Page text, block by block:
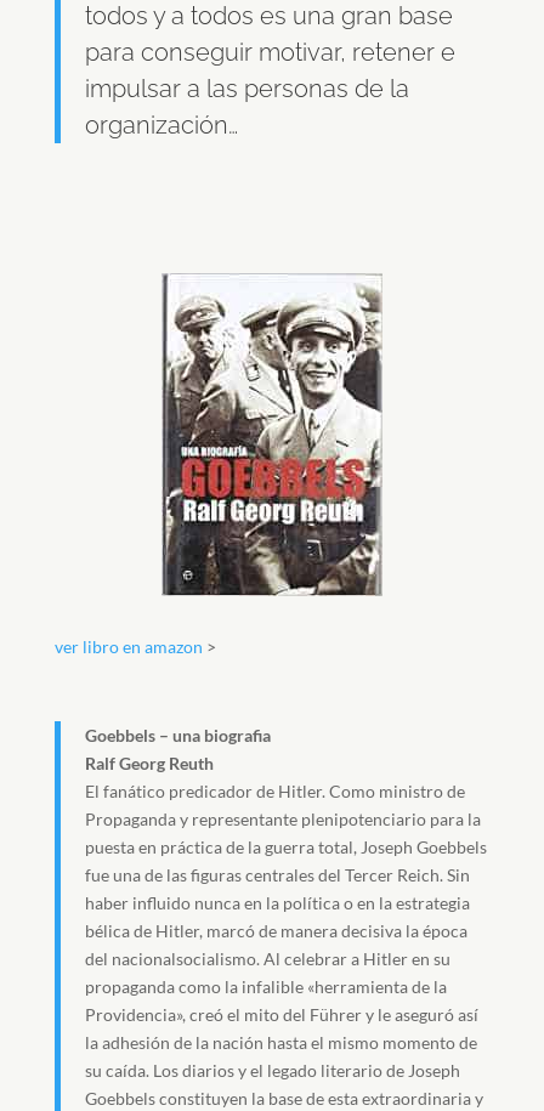
todos y a todos es una gran base
para conseguir motivar, retener e
impulsar a las personas de la
organización…
ver libro en amazon >
Goebbels – una biografia
Ralf Georg Reuth
El fanático predicador de Hitler. Como ministro de
Propaganda y representante plenipotenciario para la
puesta en práctica de la guerra total, Joseph Goebbels
fue una de las figuras centrales del Tercer Reich. Sin
haber influido nunca en la política o en la estrategia
bélica de Hitler, marcó de manera decisiva la época
del nacionalsocialismo. Al celebrar a Hitler en su
propaganda como la infalible «herramienta de la
Providencia», creó el mito del Führer y le aseguró así
la adhesión de la nación hasta el mismo momento de
su caída. Los diarios y el legado literario de Joseph
Goebbels constituyen la base de esta extraordinaria y